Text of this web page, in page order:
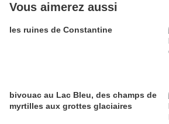
Vous aimerez aussi
les ruines de Constantine
bivouac au Lac Bleu, des champs de
myrtilles aux grottes glaciaires